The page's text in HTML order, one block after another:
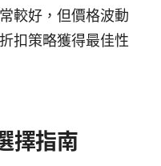
較好，但價格波動
扣策略獲得最佳性
擇指南